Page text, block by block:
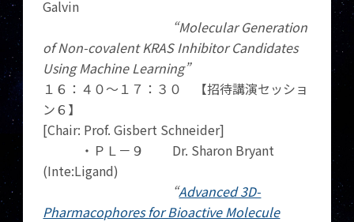
Galvin
“Molecular Generation
of Non-covalent KRAS Inhibitor Candidates
Using Machine Learning”
１６：４０～１７：３０ 【招待講演セッショ
ン６】
[Chair: Prof. Gisbert Schneider]
・ＰＬ－９ Dr. Sharon Bryant
(Inte:Ligand)
“Advanced 3D-
Pharmacophores for Bioactive Molecule